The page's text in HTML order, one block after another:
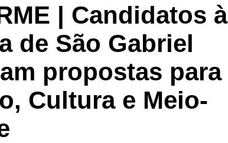
| Candidatos à
de São Gabriel
propostas para
Cultura e Meio-